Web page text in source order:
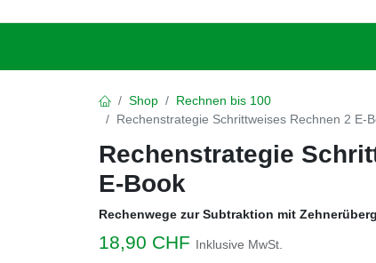
Shop
Rechnen bis 100
Rechenstrategie Schrittweises Rechnen 2 E-
Rechenstrategie
E-Book
Rechenwege zur Subtraktion mit
18,90 CHF Inklusive MwSt.